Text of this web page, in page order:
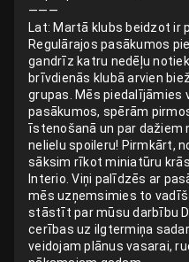
———
Lat: Martā klubs beidzot ir
Regulārajos pasākumos
gandrīz katru nedēļu
brīvdienās klubā arvien
grupas. Mēs piedalījāmies
pasākumos, spērām
īstenošanā un par dažiem
nelielu spoileru! Pirmkārt,
sāksim rīkot miniatūru
Interio. Viņi palīdzēs ar
mēs uzņemsimies to
stāstīt par mūsu darbību
cerības uz ilgtermiņa
veidojam plānus vasarai,